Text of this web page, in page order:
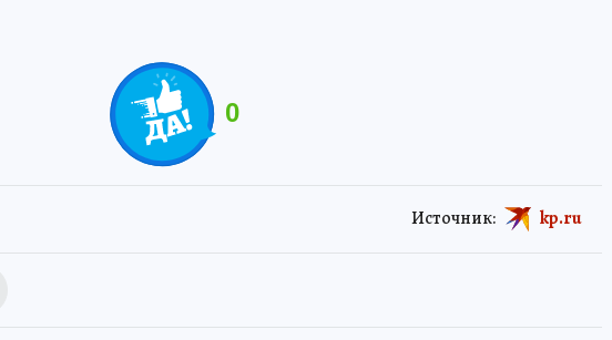
0
Источник: kp.ru